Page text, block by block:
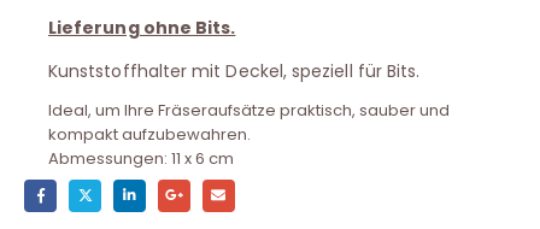
Lieferung ohne Bits.
Kunststoffhalter mit Deckel, speziell für Bits.
Ideal, um Ihre Fräseraufsätze praktisch, sauber und
kompakt aufzubewahren.
Abmessungen: 11 x 6 cm